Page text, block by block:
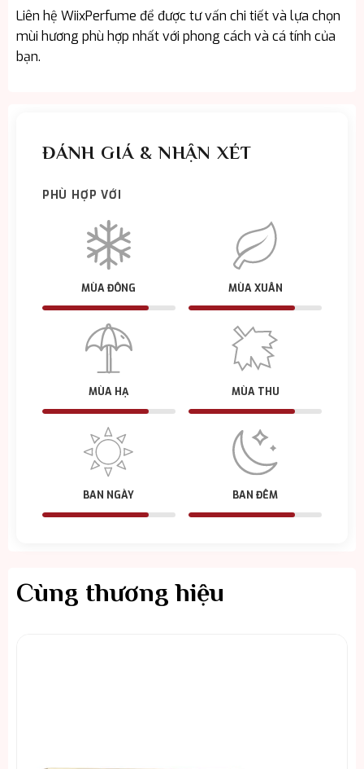
Liên hệ WiixPerfume để được tư vấn chi tiết và lựa chọn
mùi hương phù hợp nhất với phong cách và cá tính của
bạn.
ĐÁNH GIÁ & NHẬN XÉT
PHÙ HỢP VỚI
MÙA ĐÔNG MÙA XUÂN
MÙA HẠ MÙA THU
BAN NGÀY BAN ĐÊM
Cùng thương hiệu